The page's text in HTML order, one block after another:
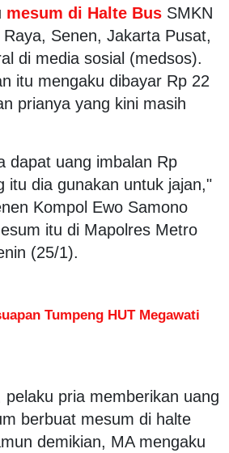
mesum di Halte Bus SMKN
Senen, Jakarta Pusat,
di media sosial (medsos).
itu mengaku dibayar Rp 22
prianya yang kini masih
dapat uang imbalan Rp
itu dia gunakan untuk jajan,"
Kompol Ewo Samono
itu di Mapolres Metro
(25/1).
Tumpeng HUT Megawati
pelaku pria memberikan uang
berbuat mesum di halte
demikian, MA mengaku